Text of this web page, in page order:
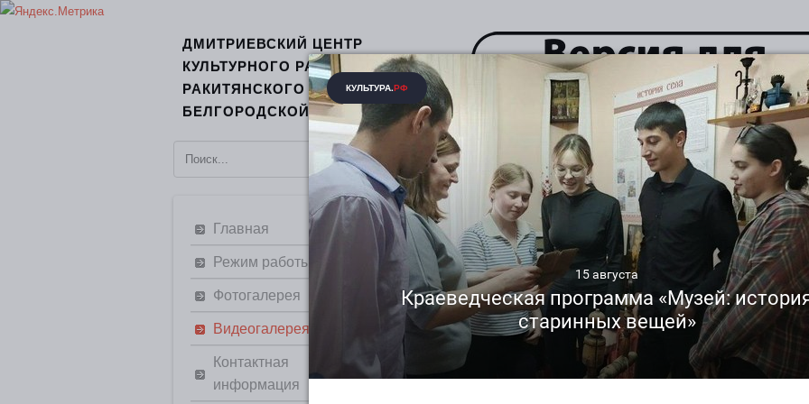
ДМИТРИЕВСКИЙ ЦЕНТР
КУЛЬТУРНОГО РАЗВИТИЯ
РАКИТЯНСКОГО РАЙОНА
БЕЛГОРОДСКОЙ ОБЛАСТИ
Главная
Режим работы
Фотогалерея
Видеогалерея
Контактная
информация
Программа «Ракитянских
многоголосье»
Категория:Видеогалерея Опубликовано: 24.05.2023 Автор: РОМЦ